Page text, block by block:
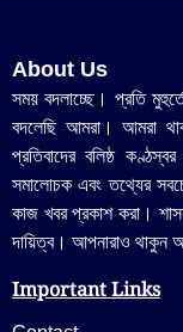
About Us
সময় বদলাচ্ছে। প্রতি
বদলেছি আমরা। আমরা
প্রতিবাদের বলিষ্ঠ
সমালোচক এবং তথ্যের
কাজ খবর প্রকাশ করা।
দায়িত্ব। আপনারাও থাকুন
Important Links